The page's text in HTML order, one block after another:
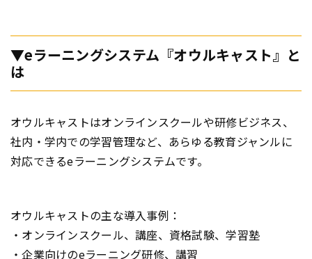
▼eラーニングシステム『オウルキャスト』と
は
オウルキャストはオンラインスクールや研修ビジネス、
社内・学内での学習管理など、あらゆる教育ジャンルに
対応できるeラーニングシステムです。
オウルキャストの主な導入事例：
・オンラインスクール、講座、資格試験、学習塾
・企業向けのeラーニング研修、講習